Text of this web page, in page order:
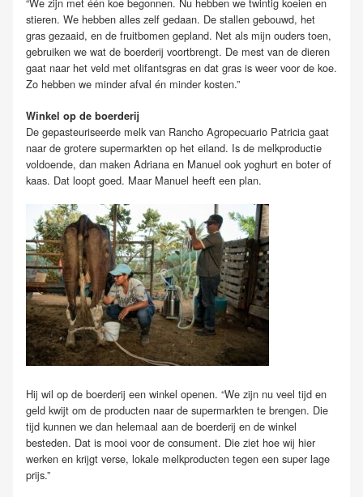
stieren. We hebben alles zelf gedaan. De stallen gebouwd, het
gras gezaaid, en de fruitbomen gepland. Net als mijn ouders toen,
gebruiken we wat de boerderij voortbrengt. De mest van de dieren
gaat naar het veld met olifantsgras en dat gras is weer voor de koe.
Zo hebben we minder afval én minder kosten.”
Winkel op de boerderij
De gepasteuriseerde melk van Rancho Agropecuario Patricia gaat
naar de grotere supermarkten op het eiland. Is de melkproductie
voldoende, dan maken Adriana en Manuel ook yoghurt en boter of
kaas. Dat loopt goed. Maar Manuel heeft een plan.
Hij wil op de boerderij een winkel openen. “We zijn nu veel tijd en
geld kwijt om de producten naar de supermarkten te brengen. Die
tijd kunnen we dan helemaal aan de boerderij en de winkel
besteden. Dat is mooi voor de consument. Die ziet hoe wij hier
werken en krijgt verse, lokale melkproducten tegen een super lage
prijs.”